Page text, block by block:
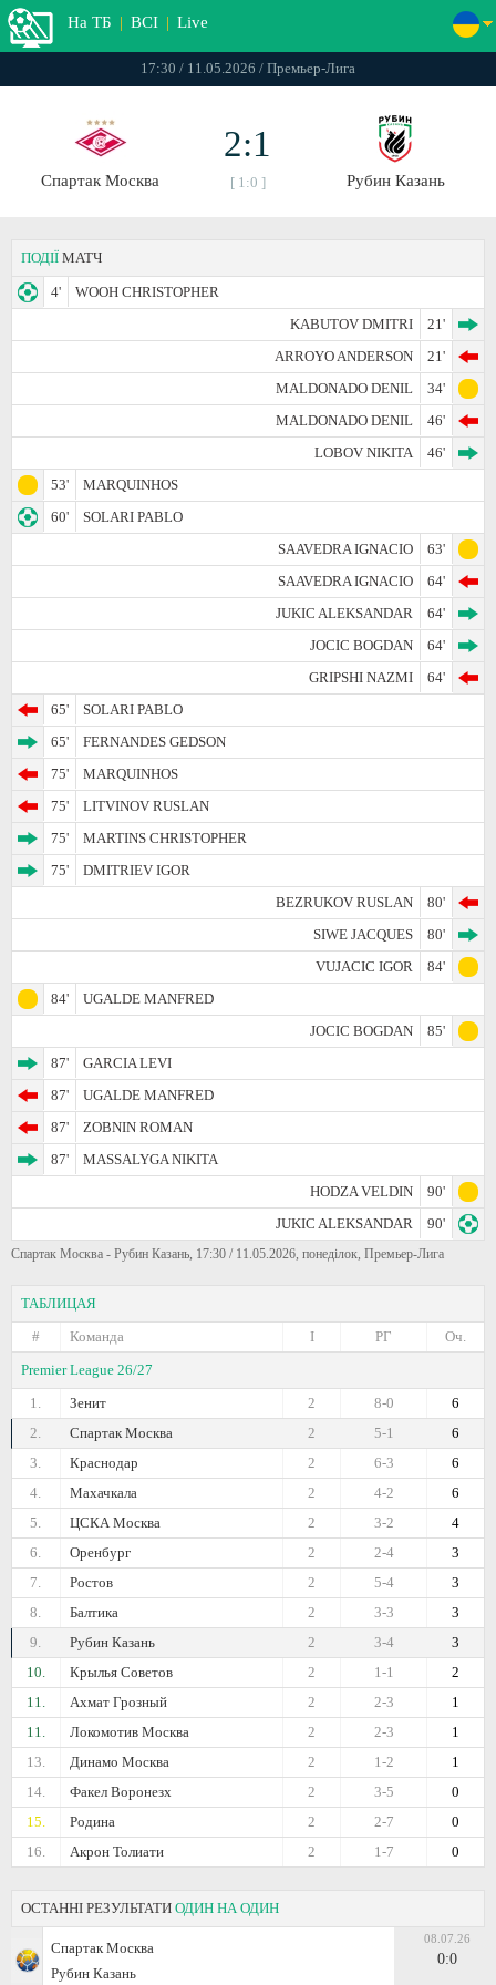
На ТБ | ВСІ | Live
17:30 / 11.05.2026 / Премьер-Лига
Спартак Москва
2:1
[ 1:0 ] Рубин Казань
ПОДІЇ МАТЧ
4'
WOOH CHRISTOPHER
KABUTOV DMITRI
21'
ARROYO ANDERSON
21'
MALDONADO DENIL
34'
MALDONADO DENIL
46'
LOBOV NIKITA
46'
53'
MARQUINHOS
60'
SOLARI PABLO
SAAVEDRA IGNACIO
63'
SAAVEDRA IGNACIO
64'
JUKIC ALEKSANDAR
64'
JOCIC BOGDAN
64'
GRIPSHI NAZMI
64'
65'
SOLARI PABLO
65'
FERNANDES GEDSON
75'
MARQUINHOS
75'
LITVINOV RUSLAN
75'
MARTINS CHRISTOPHER
75'
DMITRIEV IGOR
BEZRUKOV RUSLAN
80'
SIWE JACQUES
80'
VUJACIC IGOR
84'
84'
UGALDE MANFRED
JOCIC BOGDAN
85'
87'
GARCIA LEVI
87'
UGALDE MANFRED
87'
ZOBNIN ROMAN
87'
MASSALYGA NIKITA
HODZA VELDIN
90'
JUKIC ALEKSANDAR
90'
Спартак Москва - Рубин Казань, 17:30 / 11.05.2026, понеділок, Премьер-Лига
ТАБЛИЦАЯ
#
Команда Оч.
РГ
I
Premier League 26/27
1.
Зенит 6
8-0
2
2.
Спартак Москва 6
5-1
2
3.
Краснодар 6
6-3
2
4.
Махачкала 6
4-2
2
5.
ЦСКА Москва 4
3-2
2
6.
Оренбург 3
2-4
2
7.
Ростов 3
5-4
2
8.
Балтика 3
3-3
2
9.
Рубин Казань 3
3-4
2
10.
Крылья Советов 2
1-1
2
11.
Ахмат Грозный 1
2-3
2
11.
Локомотив Москва 1
2-3
2
13.
Динамо Москва 1
1-2
2
14.
Факел Воронезх 0
3-5
2
15.
Родина 0
2-7
2
16.
Акрон Толиати 0
1-7
2
ОСТАННІ РЕЗУЛЬТАТИ ОДИН НА ОДИН
Спартак Москва
Рубин Казань
08.07.26
0:0